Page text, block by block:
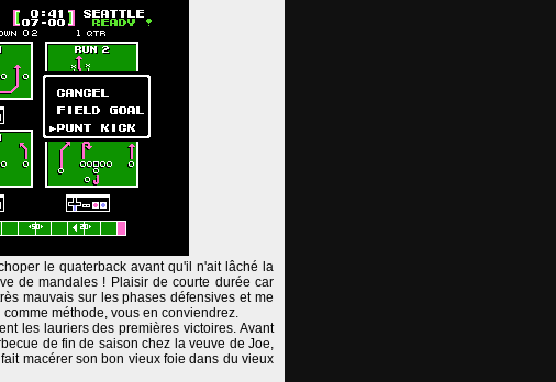
le quaterback avant qu'il n'ait lâché la
de mandales ! Plaisir de courte durée car
mauvais sur les phases défensives et me
méthode, vous en conviendrez.
les lauriers des premières victoires. Avant
de fin de saison chez la veuve de Joe,
macérer son bon vieux foie dans du vieux